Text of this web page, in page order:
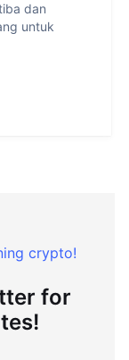
dan
untuk
crypto!
for